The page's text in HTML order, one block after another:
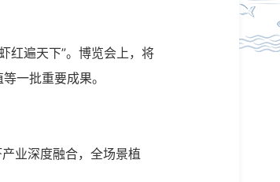
红遍天下”。博览会上，将
一批重要成果。
业深度融合，全场景植